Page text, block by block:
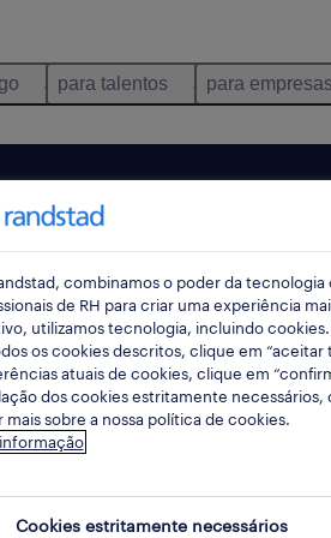
para talentos para
resultados para a
combinamos o poder da tecnologia
de RH para criar uma experiência
utilizamos tecnologia, incluindo
os cookies descritos, clique em “aceitar
atuais de cookies, clique em
dos cookies estritamente necessários,
mais sobre a nossa política de cookies.
Cookies estritamente necessários